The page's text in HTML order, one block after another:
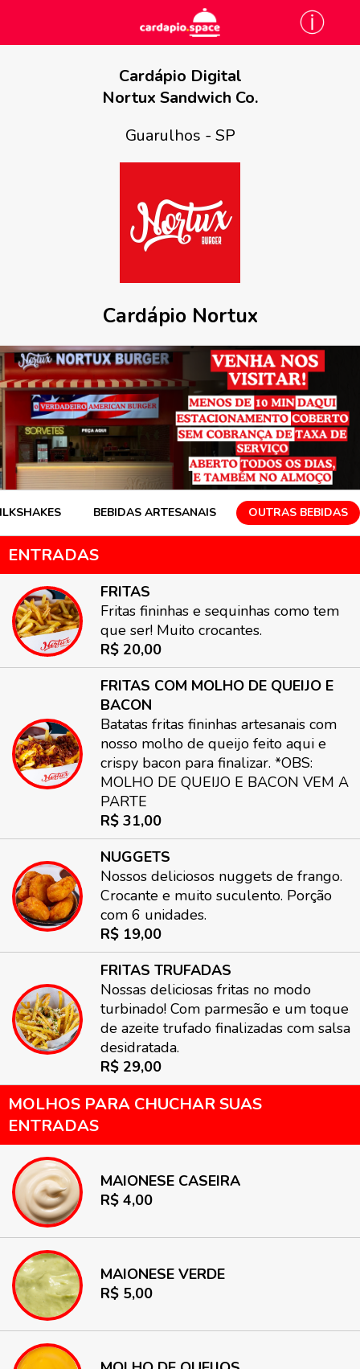
Cardápio Digital
Nortux Sandwich Co.
Guarulhos - SP
Cardápio Nortux
BEBIDAS ARTESANAIS OUTRAS BEBIDAS
ENTRADAS
FRITAS
Fritas fininhas e sequinhas como tem
que ser! Muito crocantes.
R$ 20,00
FRITAS COM MOLHO DE QUEIJO E
BACON
Batatas fritas fininhas artesanais com
nosso molho de queijo feito aqui e
crispy bacon para finalizar. *OBS:
MOLHO DE QUEIJO E BACON VEM A
PARTE
R$ 31,00
NUGGETS
Nossos deliciosos nuggets de frango.
Crocante e muito suculento. Porção
com 6 unidades.
R$ 19,00
FRITAS TRUFADAS
Nossas deliciosas fritas no modo
turbinado! Com parmesão e um toque
de azeite trufado finalizadas com salsa
desidratada.
R$ 29,00
MOLHOS PARA CHUCHAR SUAS
ENTRADAS
MAIONESE CASEIRA
R$ 4,00
MAIONESE VERDE
R$ 5,00